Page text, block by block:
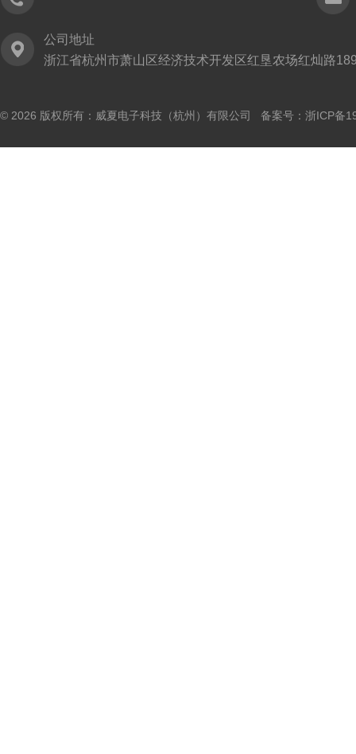
公司地址
浙江省杭州市萧山区经济技术开发区红垦农场红灿路
© 2026 版权所有：威夏电子科技（杭州）有限公司 备案号： 浙ICP备